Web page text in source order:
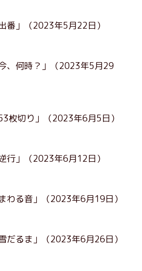
番」 （2023年5月22日）
、何時？」
（2023年5月29
枚切り」 （2023年6月5日）
行」 （2023年6月12日）
わる音」 （2023年6月19日）
だるま」 （2023年6月26日）